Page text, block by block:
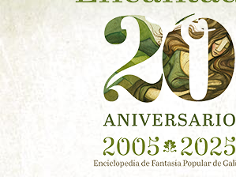
CONTACTO